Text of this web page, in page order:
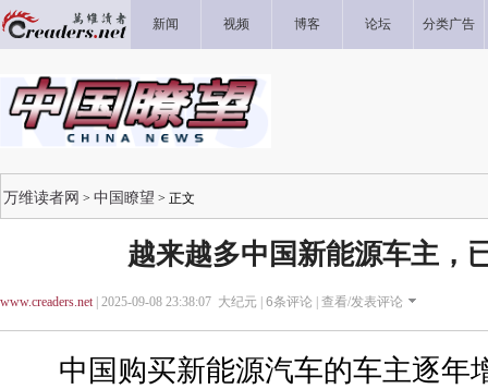
新闻 视频 博客 论坛 分类广告
万维读者网 > 中国瞭望 > 正文
越来越多中国新能源车主，
www.creaders.net| 2025-09-08 23:38:07 大纪元 | 6条评论 | 查看/发表评论
中国购买新能源汽车的车主逐年